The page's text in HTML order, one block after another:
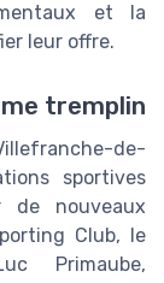
et la
leur offre.
tremplin
de-
sportives
de nouveaux
Club, le
Primaube,